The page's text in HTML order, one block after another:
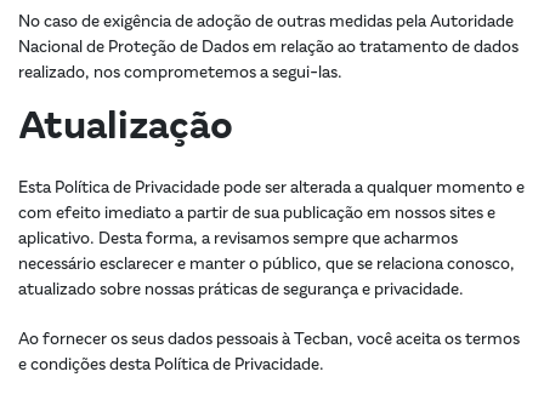
No caso de exigência de adoção de outras medidas pela Autoridade
Nacional de Proteção de Dados em relação ao tratamento de dados
realizado, nos comprometemos a segui-las.
Atualização
Esta Política de Privacidade pode ser alterada a qualquer momento e
com efeito imediato a partir de sua publicação em nossos sites e
aplicativo. Desta forma, a revisamos sempre que acharmos
necessário esclarecer e manter o público, que se relaciona conosco,
atualizado sobre nossas práticas de segurança e privacidade.
Ao fornecer os seus dados pessoais à Tecban, você aceita os termos
e condições desta Política de Privacidade.